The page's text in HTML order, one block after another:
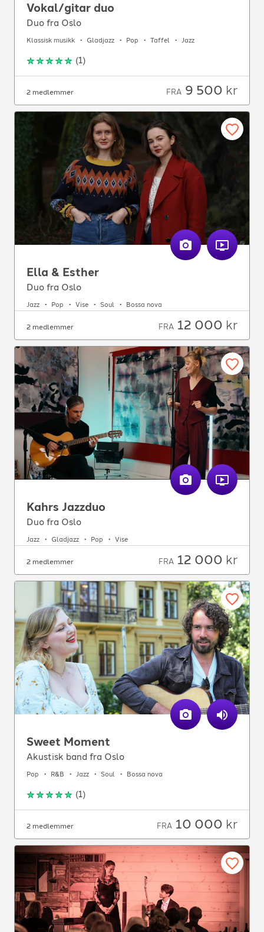
Vokal/gitar duo
Duo fra Oslo
Klassisk musikk Gladjazz Pop Taffel Jazz
(1)
2 medlemmer FRA 9 500 kr
Ella & Esther
Duo fra Oslo
Jazz Pop Vise Soul Bossa nova
2 medlemmer FRA 12 000 kr
Kahrs Jazzduo
Duo fra Oslo
Jazz Gladjazz Pop Vise
2 medlemmer FRA 12 000 kr
Sweet Moment
Akustisk band fra Oslo
Pop R&B Jazz Soul Bossa nova
(1)
2 medlemmer FRA 10 000 kr